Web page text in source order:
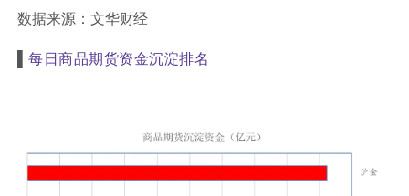
数据来源：文华财经
▌每日商品期货资金沉淀排名